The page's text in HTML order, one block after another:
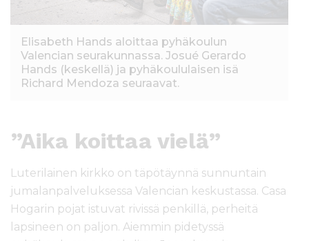
Elisabeth Hands aloittaa pyhäkoulun
Valencian seurakunnassa. Josué Gerardo
Hands (keskellä) ja pyhäkoululaisen isä
Richard Mendoza seuraavat.
”Aika koittaa vielä”
Luterilainen kirkko on täpötäynnä sunnuntain
jumalanpalveluksessa Valencian keskustassa. Casa
Hogarin pojat istuvat rivissä penkillä, perheitä
lapsineen on paljon. Aiemmin pidetyssä